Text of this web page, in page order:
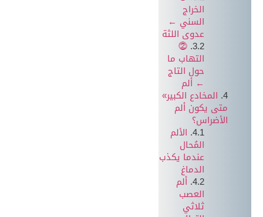
الخراج
السني ←
عدوى اللثة
⓶
التهاب ما
حول التاج
← ألم
المخادع الكبير»
متى يكون ألم
الأضراس؟
الألم
المُحال
عندما يكذب
الدماغ
ألم
العصب
ثلاثي